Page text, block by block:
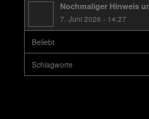
Nochmaliger Hinweis
7. Juni 2026 - 14:27
Beliebt
Schlagworte